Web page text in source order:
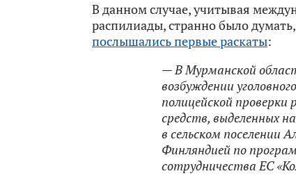
В данном случае, учитывая
распилиады, странно было
послышались первые раскаты:
— В Мурманской
возбуждении
полицейской проверки
средств, выделенных
в сельском поселении
Финляндией по
сотрудничества ЕС